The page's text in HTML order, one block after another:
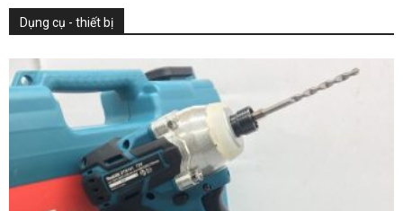
Dụng cụ - thiết bị